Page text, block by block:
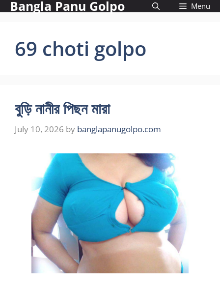
SkipBangla Panu Golpo Menu
69 choti golpo
বুড়ি নানীর পিছন মারা
July 10, 2026 by banglapanugolpo.com